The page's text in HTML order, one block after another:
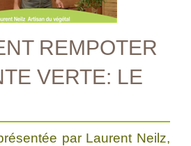
REMPOTER
VERTE: LE
par Laurent Neilz,